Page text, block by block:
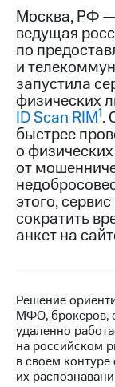
Медиа-центр
Пресс-
релизы
МТС
о
в
регионе
и акционерам
Москва, РФ
ведущая
по
и
запустила
физических
ID Scan RIM1.
быстрее
о
от
этого,
сократить
анкет на
Решение
МФО, брокеров,
удаленно
на российском
в своем
их